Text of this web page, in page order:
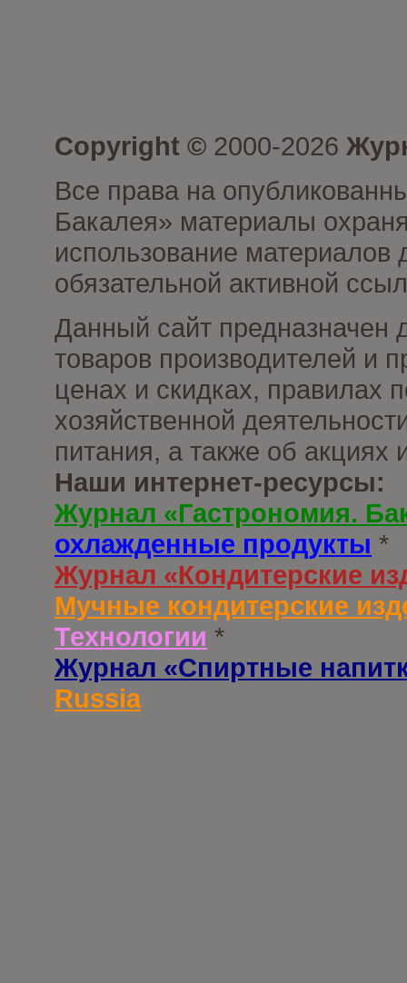
Copyright © 2000-2026
Все права на
Бакалея» материалы
использование материалов
обязательной активной
Данный сайт предназначен
товаров производителей и
ценах и скидках, правилах
хозяйственной
питания, а также об
Наши интернет-ресурсы:
Журнал «Гастрономия.
охлажденные продукты *
Журнал «Кондитерские
Мучные кондитерские
Технологии *
Журнал «Спиртные
Russia